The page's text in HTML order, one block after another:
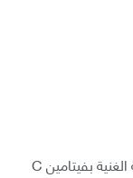
من الجدير بالذكر أن استهلاك المزيد من الأطعمة الغنية بفيتامين C